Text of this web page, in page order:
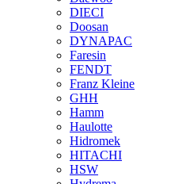
DIECI
Doosan
DYNAPAC
Faresin
FENDT
Franz Kleine
GHH
Hamm
Haulotte
Hidromek
HITACHI
HSW